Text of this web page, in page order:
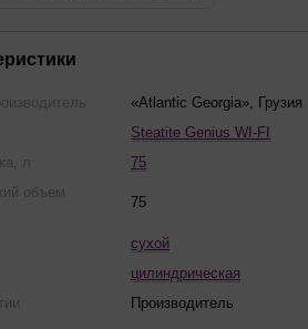
«Atlantic Georgia», Грузия
Steatite Genius WI-FI
л
75
объем
75
сухой
цилиндрическая
Производитель